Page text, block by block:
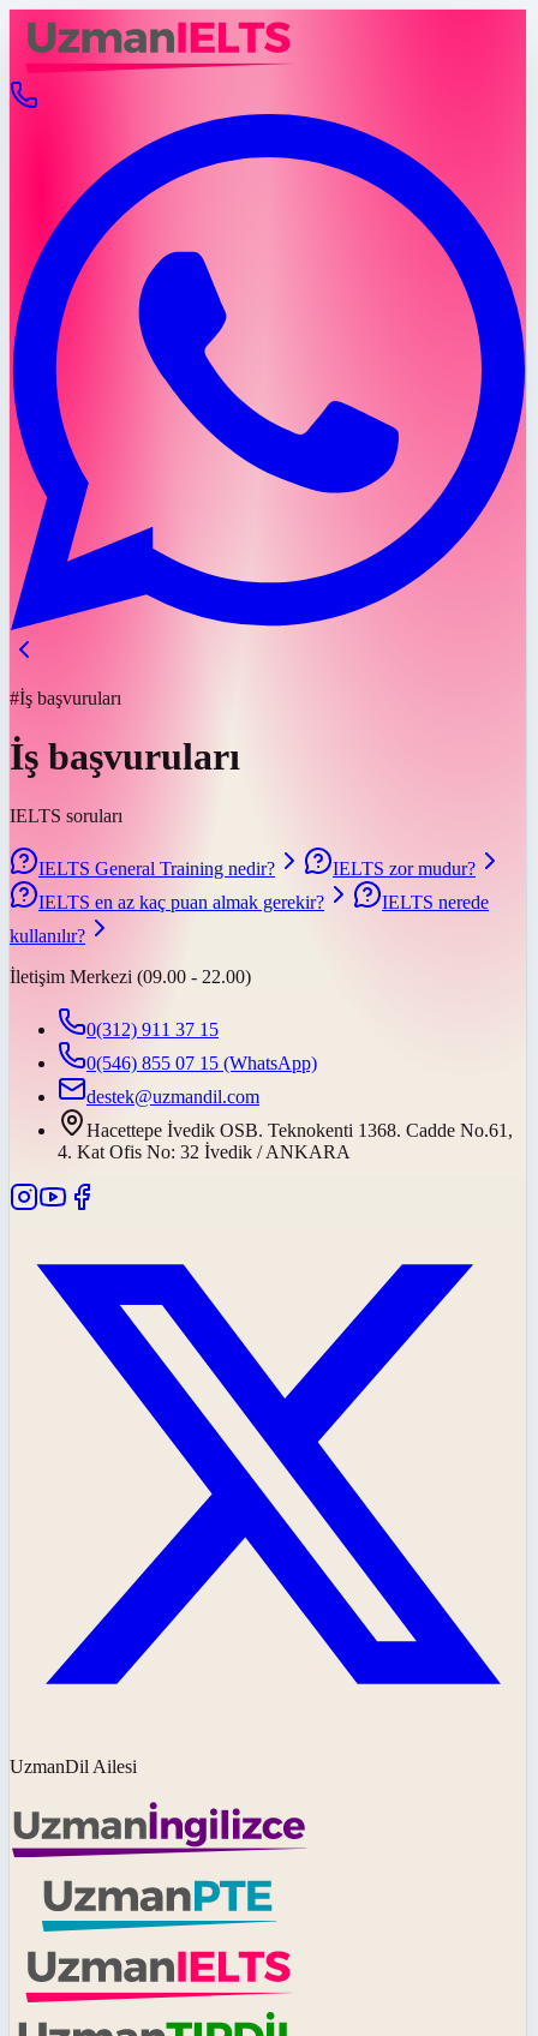
#İş başvuruları
İş başvuruları
IELTS soruları
IELTS General Training nedir?
IELTS zor mudur?
IELTS en az kaç puan almak gerekir?
IELTS nerede
kullanılır?
İletişim Merkezi (09.00 - 22.00)
0(312) 911 37 15
0(546) 855 07 15 (WhatsApp)
destek@uzmandil.com
Hacettepe İvedik OSB. Teknokenti 1368. Cadde No.61,
4. Kat Ofis No: 32 İvedik / ANKARA
UzmanDil Ailesi